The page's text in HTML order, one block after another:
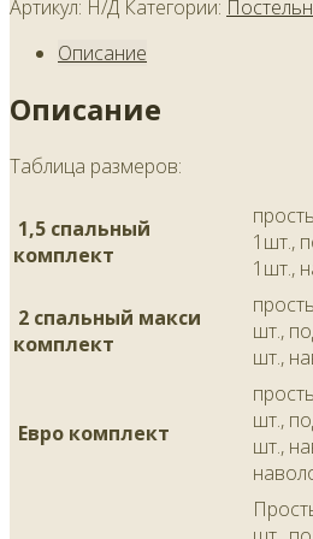
Артикул: Н/Д Категории:
Описание
Описание
Таблица размеров:
1,5 спальный
комплект
1шт.,
1шт.,
2 спальный макси
комплект
шт.,
шт.,
Евро комплект
шт.,
шт.,